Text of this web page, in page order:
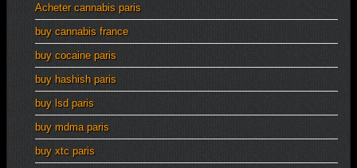
Acheter cannabis paris
buy cannabis france
buy cocaine paris
buy hashish paris
buy lsd paris
buy mdma paris
buy xtc paris